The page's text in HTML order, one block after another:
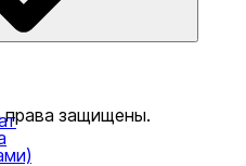
права защищены.